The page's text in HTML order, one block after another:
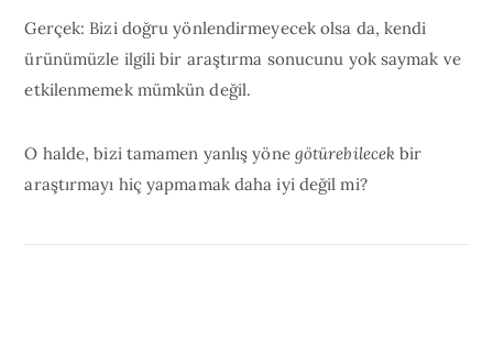
Gerçek: Bizi doğru yönlendirmeyecek olsa da, kendi
ürünümüzle ilgili bir araştırma sonucunu yok saymak ve
etkilenmemek mümkün değil.
O halde, bizi tamamen yanlış yöne götürebilecek bir
araştırmayı hiç yapmamak daha iyi değil mi?